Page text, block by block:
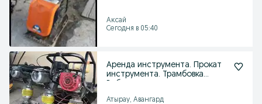
Аксай
Сегодня в 05:40
Аренда инструмента. Прокат
инструмента. Трамбовка
Атырау, Авангард